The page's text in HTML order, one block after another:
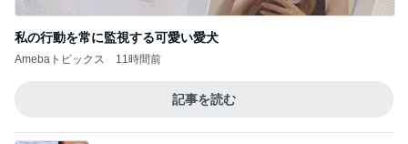
私の行動を常に監視する可愛い愛犬
Amebaトピックス 11時間前
記事を読む